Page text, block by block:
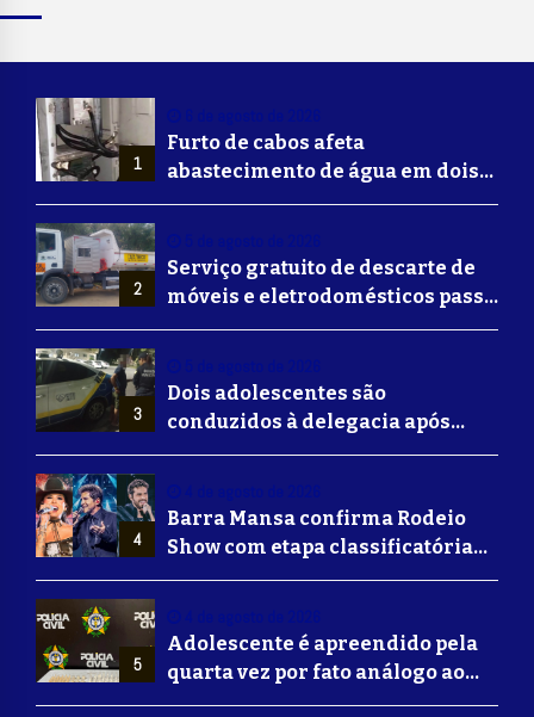
1
Furto de cabos afeta
abastecimento de água em dois
bairros de Volta Redonda
2
Serviço gratuito de descarte de
móveis e eletrodomésticos passa
a ser oferecido em Volta
3
Dois adolescentes são
conduzidos à delegacia após
suposta agressão a idoso em
4
Barra Mansa confirma Rodeio
Show com etapa classificatória
para Barretos e grandes nomes
5
Adolescente é apreendido pela
quarta vez por fato análogo ao
tráfico de drogas durante